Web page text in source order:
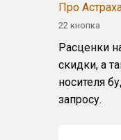
Про
22 кнопка
Расценки
скидки, а
носителя
запросу.